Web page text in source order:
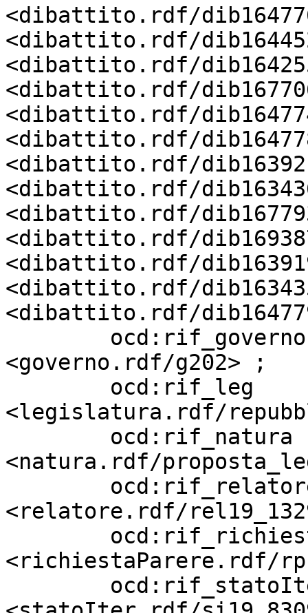
<dibattito.rdf/
<dibattito.rdf/
<dibattito.rdf/
<dibattito.rdf/
<dibattito.rdf/
<dibattito.rdf/
<dibattito.rdf/
<dibattito.rdf/
<dibattito.rdf/
<dibattito.rdf/
<dibattito.rdf/
<dibattito.rdf/
<dibattito.rdf/
<governo.rdf/g202> ;
<legislatura.rdf/
<natura.rdf/
<relatore.rdf/
<richiestaParere.rdf/